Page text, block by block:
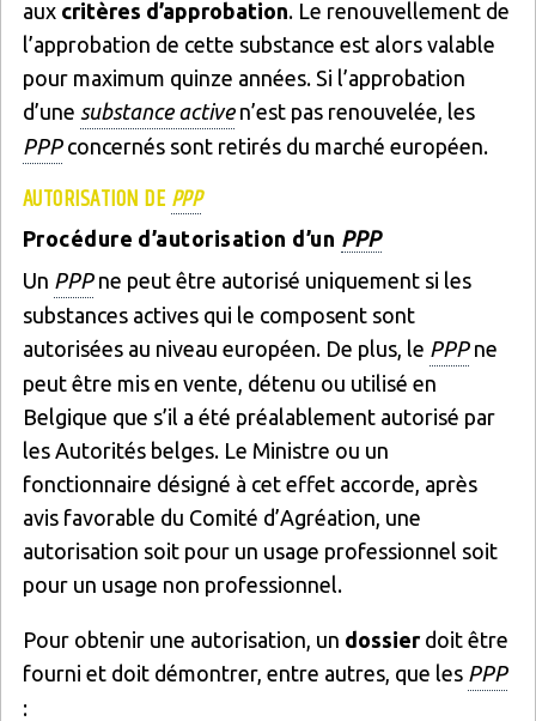
aux critères d’approbation. Le renouvellement de
l’approbation de cette substance est alors valable
pour maximum quinze années. Si l’approbation
d’une substance activen’est pas renouvelée, les
PPPconcernés sont retirés du marché européen.
AUTORISATION DE PPP
Procédure d’autorisation d’un PPP
Un PPPne peut être autorisé uniquement si les
substances actives qui le composent sont
autorisées au niveau européen. De plus, le PPPne
peut être mis en vente, détenu ou utilisé en
Belgique que s’il a été préalablement autorisé par
les Autorités belges. Le Ministre ou un
fonctionnaire désigné à cet effet accorde, après
avis favorable du Comité d’Agréation, une
autorisation soit pour un usage professionnel soit
pour un usage non professionnel.
Pour obtenir une autorisation, un dossier doit être
fourni et doit démontrer, entre autres, que les PPP
: